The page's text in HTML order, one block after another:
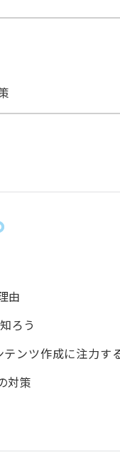
由
ろう
ンツ作成に注力す
対策